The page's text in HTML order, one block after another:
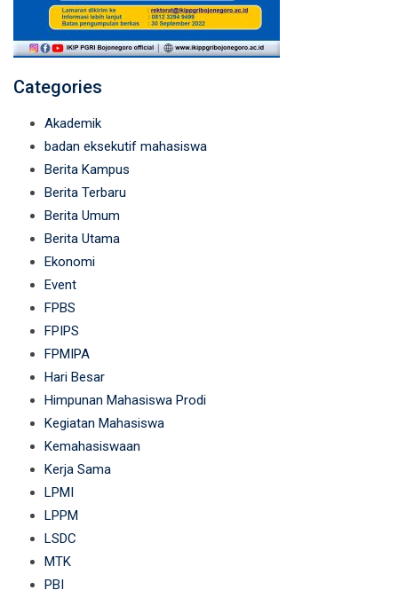
Categories
Akademik
badan eksekutif mahasiswa
Berita Kampus
Berita Terbaru
Berita Umum
Berita Utama
Ekonomi
Event
FPBS
FPIPS
FPMIPA
Hari Besar
Himpunan Mahasiswa Prodi
Kegiatan Mahasiswa
Kemahasiswaan
Kerja Sama
LPMI
LPPM
LSDC
MTK
PBI